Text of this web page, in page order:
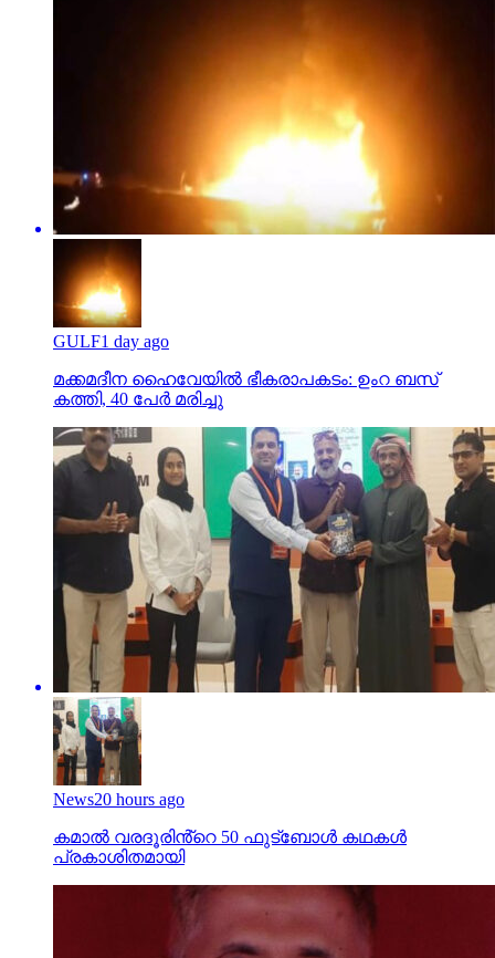
GULF1 day ago
മക്കമദീന ഹൈവേയില്‍ ഭീകരാപകടം: ഉംറ ബസ്
കത്തി, 40 പേര്‍ മരിച്ചു
News20 hours ago
കമാൽ വരദൂരിൻ്റെ 50 ഫുട്ബോൾ കഥകൾ
പ്രകാശിതമായി